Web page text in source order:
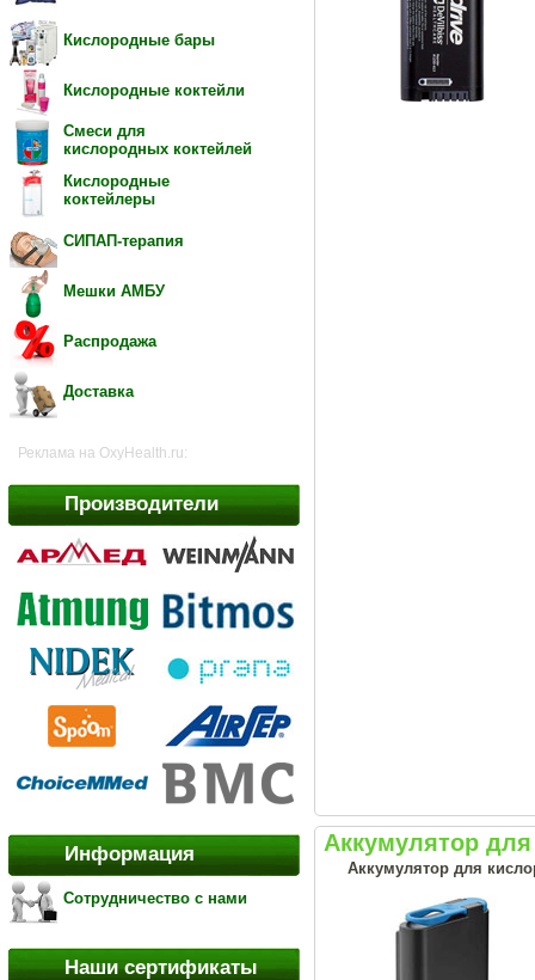
Кислородные бары
Кислородные коктейли
Смеси для
кислородных коктейлей
Кислородные
коктейлеры
СИПАП-терапия
Мешки АМБУ
Распродажа
Доставка
Реклама на OxyHealth.ru:
Производители
Информация
Сотрудничество с нами
Наши сертификаты
Аккумулятор для
Аккумулятор для